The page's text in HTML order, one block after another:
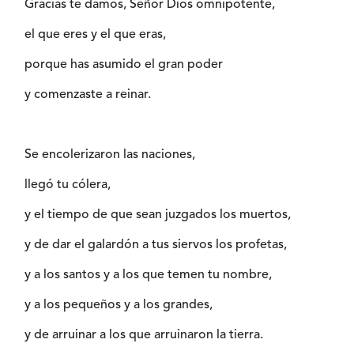
Gracias te damos, Señor Dios omnipotente,
el que eres y el que eras,
porque has asumido el gran poder
y comenzaste a reinar.
Se encolerizaron las naciones,
llegó tu cólera,
y el tiempo de que sean juzgados los muertos,
y de dar el galardón a tus siervos los profetas,
y a los santos y a los que temen tu nombre,
y a los pequeños y a los grandes,
y de arruinar a los que arruinaron la tierra.